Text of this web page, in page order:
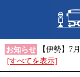
お知らせ
【伊勢】7
[すべてを表示]